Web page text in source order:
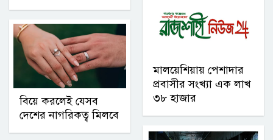
বিয়ে করলেই যেসব
দেশের নাগরিকত্ব মিলবে
মালয়েশিয়ায় পেশাদার
প্রবাসীর সংখ্যা এক লাখ
৩৮ হাজার